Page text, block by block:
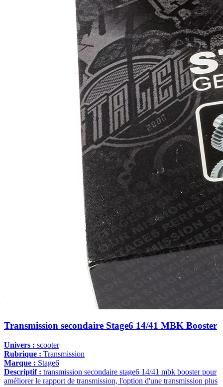
Transmission secondaire Stage6 14/41 MBK Booster
Univers : scooter
Rubrique : Transmission
Marque : Stage6
Descriptif : transmission secondaire stage6 14/41 mbk booster pour
améliorer le rapport de transmission, l'option d'une transmission plus